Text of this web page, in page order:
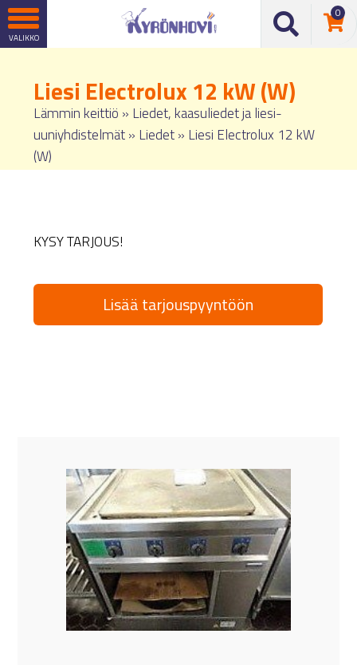
0
Liesi Electrolux 12 kW (W)
Lämmin keittiö » Liedet, kaasuliedet ja liesi-
uuniyhdistelmät» Liedet» Liesi Electrolux 12 kW
(W)
KYSY TARJOUS!
Lisää tarjouspyyntöön